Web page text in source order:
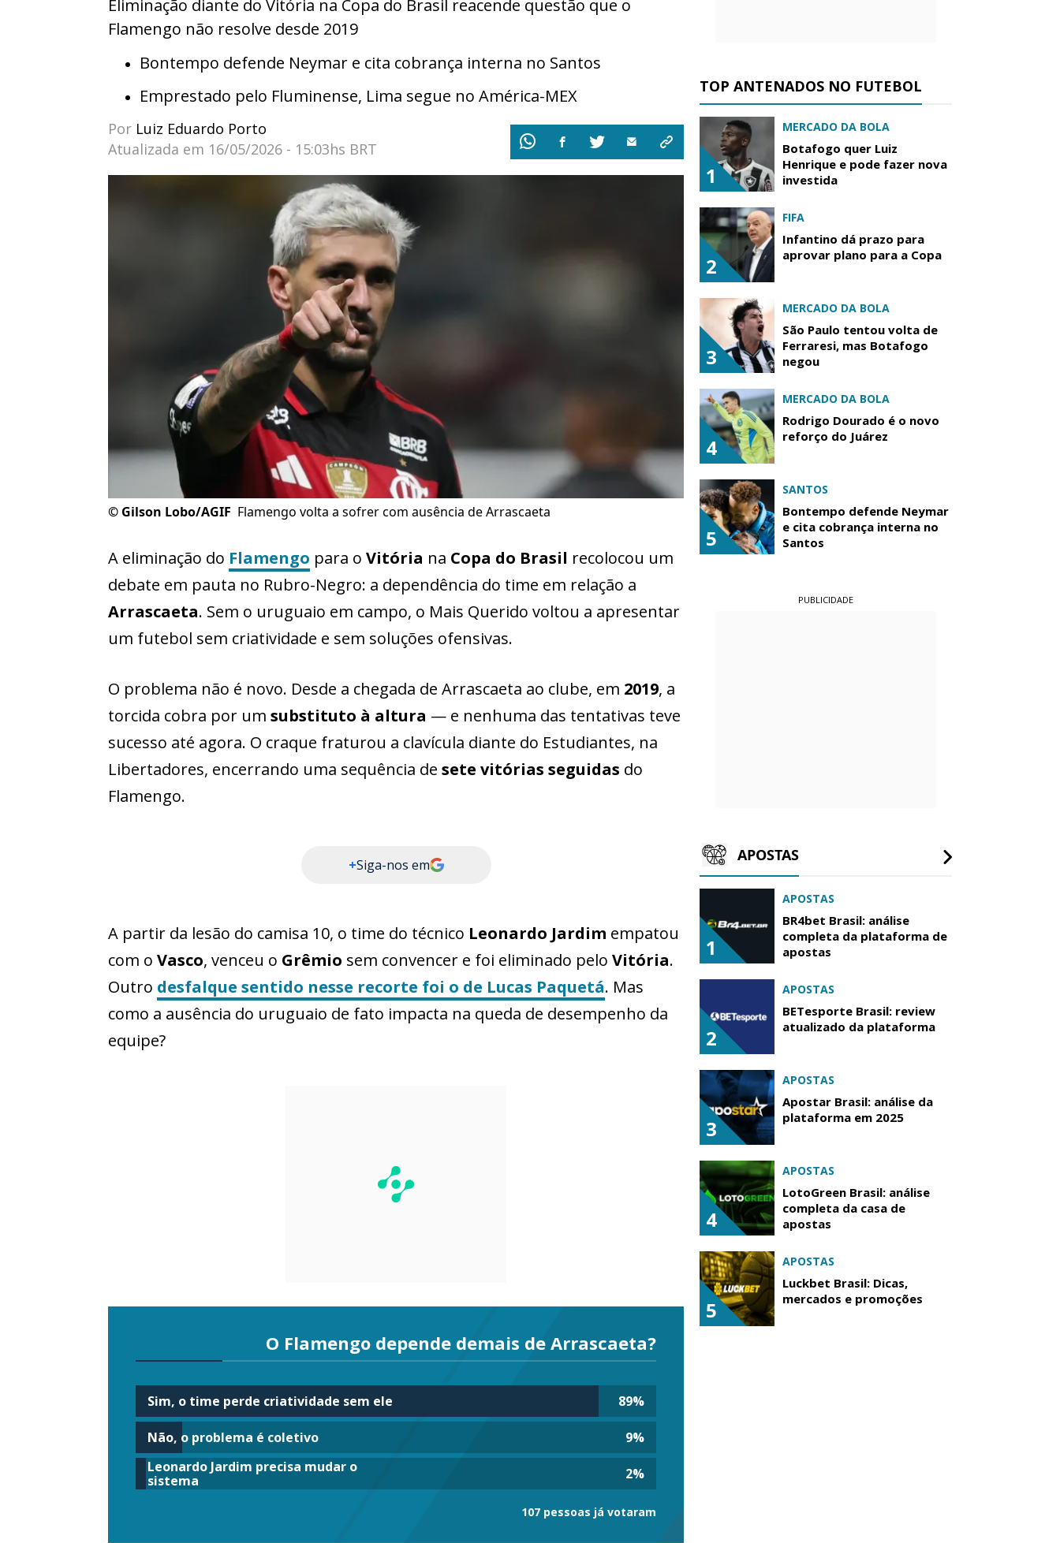
Eliminação diante do Vitória na Copa do Brasil reacende questão que o
Flamengo não resolve desde 2019
Bontempo defende Neymar e cita cobrança interna no Santos
Emprestado pelo Fluminense, Lima segue no América-MEX
Por Luiz Eduardo Porto
Atualizada em 16/05/2026 - 15:03hs BRT
© Gilson Lobo/AGIF Flamengo volta a sofrer com ausência de Arrascaeta
A eliminação do Flamengo para o Vitória na Copa do Brasil recolocou um
debate em pauta no Rubro-Negro: a dependência do time em relação a
Arrascaeta. Sem o uruguaio em campo, o Mais Querido voltou a apresentar
um futebol sem criatividade e sem soluções ofensivas.
O problema não é novo. Desde a chegada de Arrascaeta ao clube, em 2019, a
torcida cobra por um substituto à altura — e nenhuma das tentativas teve
sucesso até agora. O craque fraturou a clavícula diante do Estudiantes, na
Libertadores, encerrando uma sequência de sete vitórias seguidas do
Flamengo.
+Siga-nos em
A partir da lesão do camisa 10, o time do técnico Leonardo Jardim empatou
com o Vasco, venceu o Grêmio sem convencer e foi eliminado pelo Vitória.
Outro desfalque sentido nesse recorte foi o de Lucas Paquetá. Mas
como a ausência do uruguaio de fato impacta na queda de desempenho da
equipe?
O Flamengo depende demais de Arrascaeta?
Sim, o time perde criatividade sem ele 89%
Não, o problema é coletivo 9%
Leonardo Jardim precisa mudar o
sistema
2%
107 pessoas já votaram
TOP ANTENADOS NO FUTEBOL
1
MERCADO DA BOLA
Botafogo quer Luiz
Henrique e pode fazer nova
investida
2
FIFA
Infantino dá prazo para
aprovar plano para a Copa
3
MERCADO DA BOLA
São Paulo tentou volta de
Ferraresi, mas Botafogo
negou
4
MERCADO DA BOLA
Rodrigo Dourado é o novo
reforço do Juárez
5
SANTOS
Bontempo defende Neymar
e cita cobrança interna no
Santos
PUBLICIDADE
APOSTAS
1
APOSTAS
BR4bet Brasil: análise
completa da plataforma de
apostas
2
APOSTAS
BETesporte Brasil: review
atualizado da plataforma
3
APOSTAS
Apostar Brasil: análise da
plataforma em 2025
4
APOSTAS
LotoGreen Brasil: análise
completa da casa de
apostas
5
APOSTAS
Luckbet Brasil: Dicas,
mercados e promoções